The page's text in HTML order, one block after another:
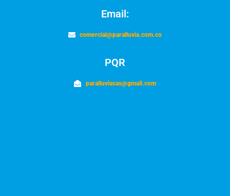
Email:
comercial@paralluvia.com.co
PQR
paralluviasas@gmail.com